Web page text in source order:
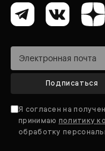
Подписаться
Я согласен на
принимаю политику
обработку